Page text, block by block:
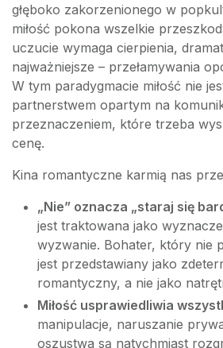
głęboko zakorzenionego w
miłość pokona wszelkie
uczucie wymaga cierpienia,
najważniejsze – przełamywania
W tym paradygmacie miłość nie
partnerstwem opartym na
przeznaczeniem, które trzeba
cenę.
Kina romantyczne karmią nas
„Nie” oznacza „staraj się
jest traktowana jako
wyzwanie. Bohater, który nie
jest przedstawiany jako
romantyczny, a nie jako
Miłość usprawiedliwia
manipulacje, naruszanie
oszustwa są natychmiast